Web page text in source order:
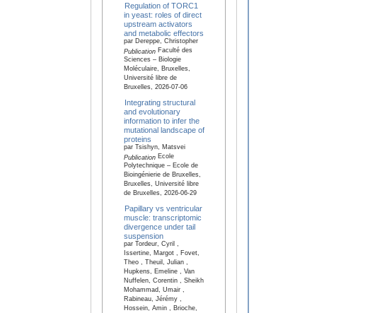
Regulation of TORC1
in yeast: roles of direct
upstream activators
and metabolic effectors
par Dereppe, Christopher
PublicationFaculté des
Sciences – Biologie
Moléculaire, Bruxelles,
Université libre de
Bruxelles, 2026-07-06
Integrating structural
and evolutionary
information to infer the
mutational landscape of
proteins
par Tsishyn, Matsvei
PublicationEcole
Polytechnique – Ecole de
Bioingénierie de Bruxelles,
Bruxelles, Université libre
de Bruxelles, 2026-06-29
Papillary vs ventricular
muscle: transcriptomic
divergence under tail
suspension
par Tordeur, Cyril ,
Issertine, Margot , Fovet,
Theo , Theuil, Julian ,
Hupkens, Emeline , Van
Nuffelen, Corentin , Sheikh
Mohammad, Umair ,
Rabineau, Jérémy ,
Hossein, Amin , Brioche,